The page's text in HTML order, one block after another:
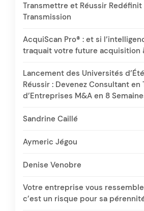
Transmettre et Réussir
Transmission
AcquiScan Pro® : et si
traquait votre future acquisition
Lancement des Universités
Réussir : Devenez Consultant en
d’Entreprises M&A en 8
Sandrine Caillé
Aymeric Jégou
Denise Venobre
Votre entreprise vous
c’est un risque pour sa